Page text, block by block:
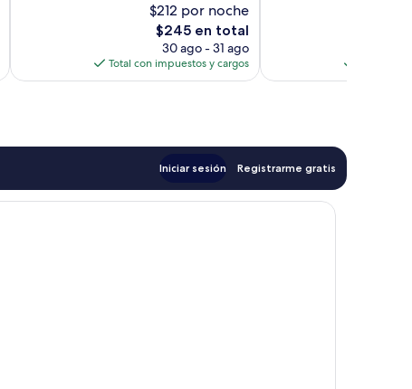
$212 por noche
El
precio
actual
es
$245 en total
30 ago - 31 ago
Total con impuestos y cargos
Iniciar sesión Registrarme gratis